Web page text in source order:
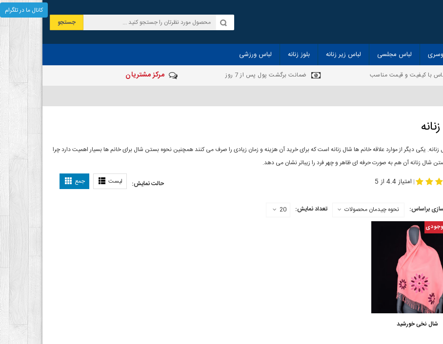
جستجو
لباس مجلسی لباس زیر زنانه بلوز زنانه لباس ورزشی
با کیفیت و قیمت مناسب ضمانت برگشت پول پس از 7 روز مرکز مشتریان
یکی دیگر از موارد علاقه خانم ها شال زنانه است که برای خرید آن هزینه و زمان زیادی را صرف می کنند همچنین نحوه بستن شال برای خانم ها بسیار اهمیت دارد چرا
شال زنانه آن هم به صورت حرفه ای ظاهر و چهر فرد را زیباتر نشان می دهد.
حالت نمایش: لیست جمع | امتیاز 4.4 از 5
براساس: نحوه چیدمان محصولات تعداد نمایش: 20
شال نخی خورشید
کانال ما در تلگرام